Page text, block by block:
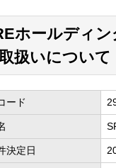
ホールディン
扱いについて
ード
決定日